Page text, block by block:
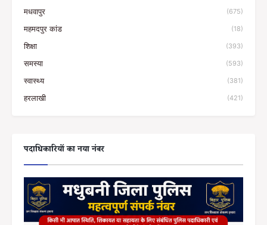
मधवापुर (675)
महमदपुर कांड (18)
शिक्षा (393)
समस्या (593)
स्वास्थ्य (381)
हरलाखी (421)
पदाधिकारियों का नया नंबर